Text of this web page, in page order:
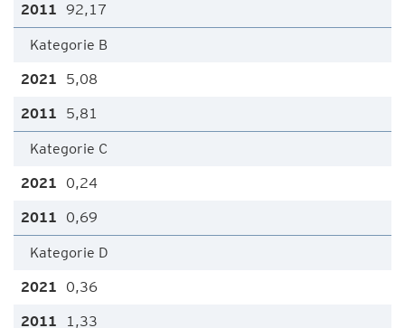
92,17
Kategorie B
5,08
5,81
Kategorie C
0,24
0,69
Kategorie D
0,36
1,33